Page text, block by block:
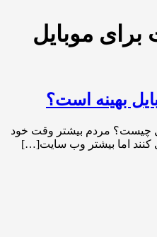
موبایل
بهینه است؟
چیست؟ مردم بیشتر وقت خود
کنند اما بیشتر وب سایت[…]